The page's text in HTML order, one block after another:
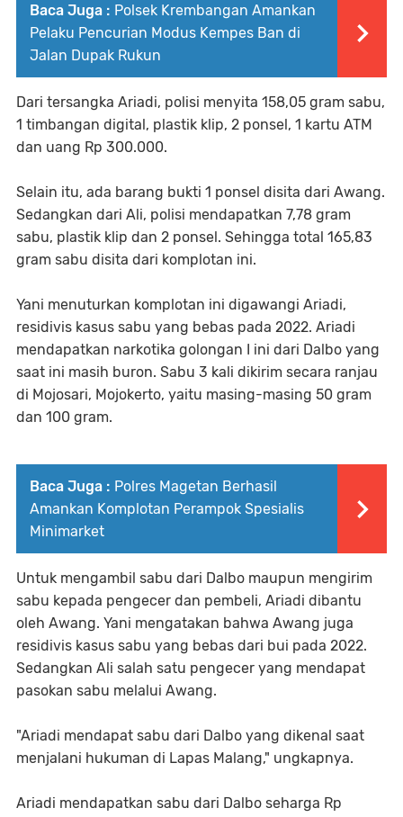
Baca Juga : Polsek Krembangan Amankan
Pelaku Pencurian Modus Kempes Ban di
Jalan Dupak Rukun
Dari tersangka Ariadi, polisi menyita 158,05 gram sabu,
1 timbangan digital, plastik klip, 2 ponsel, 1 kartu ATM
dan uang Rp 300.000.
Selain itu, ada barang bukti 1 ponsel disita dari Awang.
Sedangkan dari Ali, polisi mendapatkan 7,78 gram
sabu, plastik klip dan 2 ponsel. Sehingga total 165,83
gram sabu disita dari komplotan ini.
Yani menuturkan komplotan ini digawangi Ariadi,
residivis kasus sabu yang bebas pada 2022. Ariadi
mendapatkan narkotika golongan I ini dari Dalbo yang
saat ini masih buron. Sabu 3 kali dikirim secara ranjau
di Mojosari, Mojokerto, yaitu masing-masing 50 gram
dan 100 gram.
Baca Juga : Polres Magetan Berhasil
Amankan Komplotan Perampok Spesialis
Minimarket
Untuk mengambil sabu dari Dalbo maupun mengirim
sabu kepada pengecer dan pembeli, Ariadi dibantu
oleh Awang. Yani mengatakan bahwa Awang juga
residivis kasus sabu yang bebas dari bui pada 2022.
Sedangkan Ali salah satu pengecer yang mendapat
pasokan sabu melalui Awang.
"Ariadi mendapat sabu dari Dalbo yang dikenal saat
menjalani hukuman di Lapas Malang," ungkapnya.
Ariadi mendapatkan sabu dari Dalbo seharga Rp